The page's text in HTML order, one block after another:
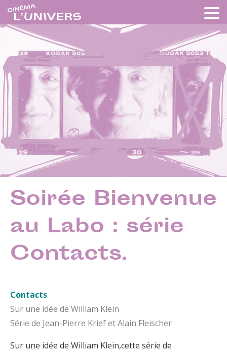
Soirée Bienvenue
au Labo : série
Contacts.
Contacts
Sur une idée de William Klein
Série de Jean-Pierre Krief et Alain Fleischer
Sur une idée de William Klein,cette série de